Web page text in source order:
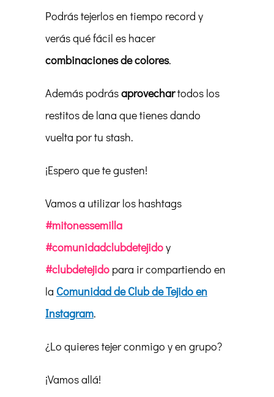
Podrás tejerlos en tiempo record y
verás qué fácil es hacer
combinaciones de colores.
Además podrásaprovechartodos los
restitos de lana que tienes dando
vuelta por tu stash.
¡Espero que te gusten!
Vamos a utilizar los hashtags
#mitonessemilla
#comunidadclubdetejidoy
#clubdetejido para ir compartiendo en
la Comunidad de Club de Tejido en
Instagram.
¿Lo quieres tejer conmigo y en grupo?
¡Vamos allá!